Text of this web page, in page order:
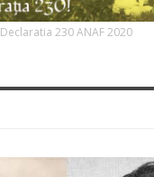
Declaratia 230 ANAF 2020